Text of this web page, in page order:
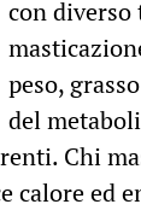
con diverso
peso,
del
Chi
calore ed